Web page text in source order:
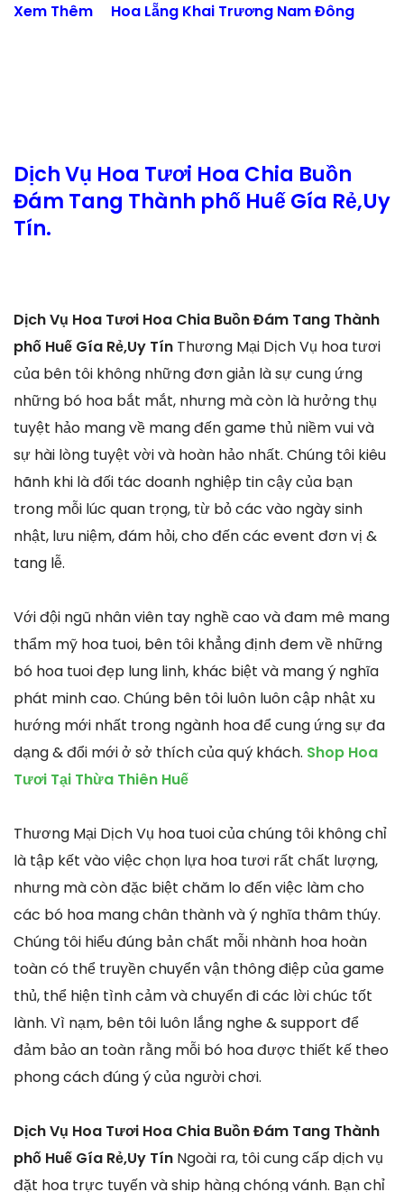
Xem Thêm Hoa Lẵng Khai Trương Nam Đông
Dịch Vụ Hoa Tươi Hoa Chia Buồn
Đám Tang Thành phố Huế Gía Rẻ,Uy
Tín.
Dịch Vụ Hoa Tươi Hoa Chia Buồn Đám Tang Thành
phố Huế Gía Rẻ,Uy Tín Thương Mại Dịch Vụ hoa tươi
của bên tôi không những đơn giản là sự cung ứng
những bó hoa bắt mắt, nhưng mà còn là hưởng thụ
tuyệt hảo mang về mang đến game thủ niềm vui và
sự hài lòng tuyệt vời và hoàn hảo nhất. Chúng tôi kiêu
hãnh khi là đối tác doanh nghiệp tin cậy của bạn
trong mỗi lúc quan trọng, từ bỏ các vào ngày sinh
nhật, lưu niệm, đám hỏi, cho đến các event đơn vị &
tang lễ.
Với đội ngũ nhân viên tay nghề cao và đam mê mang
thẩm mỹ hoa tuoi, bên tôi khẳng định đem về những
bó hoa tuoi đẹp lung linh, khác biệt và mang ý nghĩa
phát minh cao. Chúng bên tôi luôn luôn cập nhật xu
hướng mới nhất trong ngành hoa để cung ứng sự đa
dạng & đổi mới ở sở thích của quý khách. Shop Hoa
Tươi Tại Thừa Thiên Huế
Thương Mại Dịch Vụ hoa tuoi của chúng tôi không chỉ
là tập kết vào việc chọn lựa hoa tươi rất chất lượng,
nhưng mà còn đặc biệt chăm lo đến việc làm cho
các bó hoa mang chân thành và ý nghĩa thâm thúy.
Chúng tôi hiểu đúng bản chất mỗi nhành hoa hoàn
toàn có thể truyền chuyển vận thông điệp của game
thủ, thể hiện tình cảm và chuyển đi các lời chúc tốt
lành. Vì nạm, bên tôi luôn lắng nghe & support để
đảm bảo an toàn rằng mỗi bó hoa được thiết kế theo
phong cách đúng ý của người chơi.
Dịch Vụ Hoa Tươi Hoa Chia Buồn Đám Tang Thành
phố Huế Gía Rẻ,Uy Tín Ngoài ra, tôi cung cấp dịch vụ
đặt hoa trực tuyến và ship hàng chóng vánh. Bạn chỉ